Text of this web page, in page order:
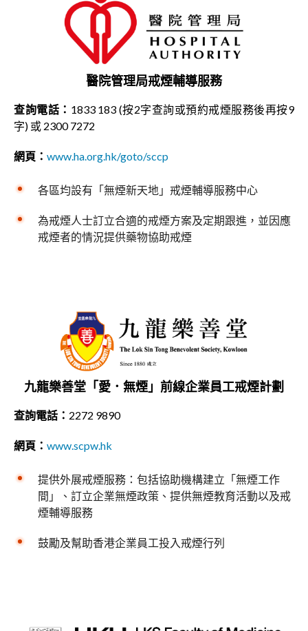
醫院管理局戒煙輔導服務
查詢電話： 1833 183 (按2字查詢或預約戒煙服務後再按9
字) 或 2300 7272
網頁： www.ha.org.hk/goto/sccp
各區均設有「無煙新天地」戒煙輔導服務中心
為戒煙人士訂立合適的戒煙方案及定期跟進，並因應
戒煙者的情況提供藥物協助戒煙
九龍樂善堂「愛．無煙」前線企業員工戒煙計劃
查詢電話： 2272 9890
網頁： www.scpw.hk
提供外展戒煙服務：包括協助機構建立「無煙工作
間」、訂立企業無煙政策、提供無煙教育活動以及戒
煙輔導服務
鼓勵及幫助香港企業員工投入戒煙行列